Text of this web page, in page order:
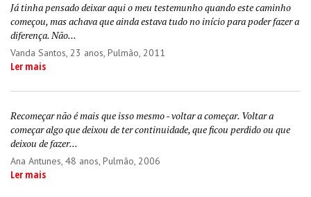
Já tinha pensado deixar aqui o meu testemunho quando este caminho
começou, mas achava que ainda estava tudo no início para poder fazer a
diferença. Não...
Vanda Santos, 23 anos, Pulmão, 2011
Ler mais
Recomeçar não é mais que isso mesmo - voltar a começar. Voltar a
começar algo que deixou de ter continuidade, que ficou perdido ou que
deixou de fazer...
Ana Antunes, 48 anos, Pulmão, 2006
Ler mais